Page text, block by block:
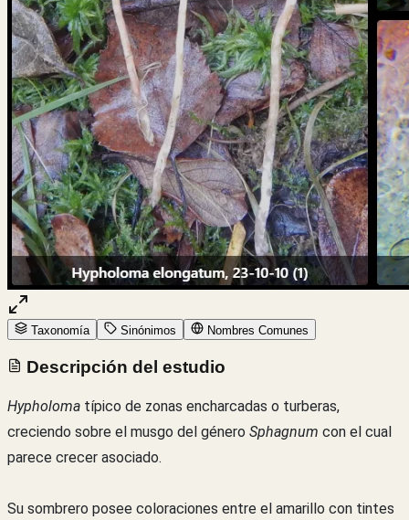
Taxonomía Sinónimos Nombres Comunes
Descripción del estudio
Hypholoma típico de zonas encharcadas o turberas,
creciendo sobre el musgo del género Sphagnum con el cual
parece crecer asociado.
Su sombrero posee coloraciones entre el amarillo con tintes